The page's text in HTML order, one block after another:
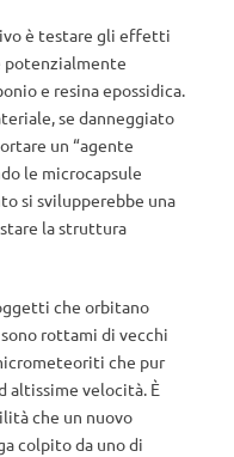
è testare gli effetti
potenzialmente
e resina epossidica.
se danneggiato
un “agente
le microcapsule
si svilupperebbe una
la struttura
che orbitano
rottami di vecchi
che pur
altissime velocità. È
che un nuovo
colpito da uno di